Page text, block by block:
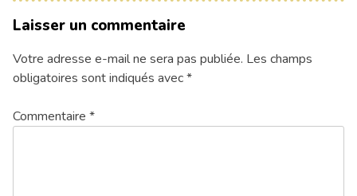
Laisser un commentaire
Votre adresse e-mail ne sera pas publiée. Les champs
obligatoires sont indiqués avec*
Commentaire *